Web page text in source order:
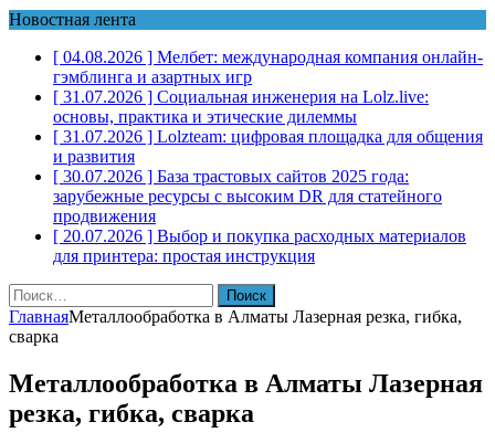
Новостная лента
[ 04.08.2026 ] Мелбет: международная компания онлайн-
гэмблинга и азартных игр
[ 31.07.2026 ] Социальная инженерия на Lolz.live:
основы, практика и этические дилеммы
[ 31.07.2026 ] Lolzteam: цифровая площадка для общения
и развития
[ 30.07.2026 ] База трастовых сайтов 2025 года:
зарубежные ресурсы с высоким DR для статейного
продвижения
[ 20.07.2026 ] Выбор и покупка расходных материалов
для принтера: простая инструкция
Найти:
ГлавнаяМеталлообработка в Алматы Лазерная резка, гибка,
сварка
Металлообработка в Алматы Лазерная
резка, гибка, сварка